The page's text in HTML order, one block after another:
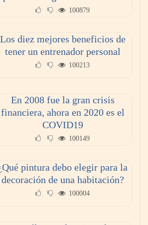
perfecta: ¿Cuándo y
100879
Los diez mejores beneficios de
tener un entrenador personal
100213
En 2008 fue la gran crisis
financiera, ahora en 2020 es el
COVID19
100149
pintura debo elegir para la
decoración de una habitación?
100004